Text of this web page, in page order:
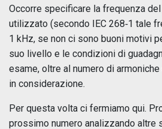
Occorre specificare la frequenza
utilizzato (secondo IEC 268‑1 tale
1 kHz, se non ci sono buoni motivi
suo livello e le condizioni di
esame, oltre al numero di
in considerazione.
Per questa volta ci fermiamo qui.
prossimo numero analizzando altre